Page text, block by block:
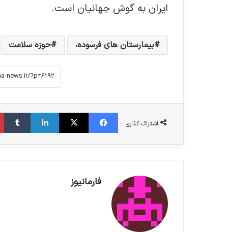
ایران به گوش جهانیان است.
بیمارستان های فرسوده، حوزه سلامت
اشتراک گذاری
فیس بوک X لینکدین ‫تامبلر
فارمانیوز